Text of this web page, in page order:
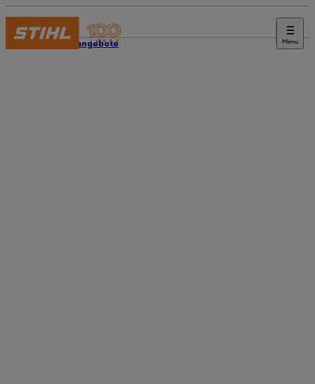
Menu
Stellenangebote